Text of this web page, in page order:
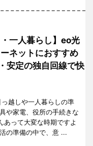
・一人暮らし】eo光
ネットにおすすめ
安定の独自回線で快
越しや一人暮らしの準
や家電、役所の手続きな
あって大変な時期ですよ
の準備の中で、意 ...